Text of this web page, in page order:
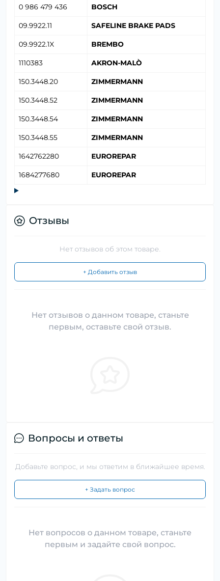
0 986 479 436 BOSCH
09.9922.11 SAFELINE BRAKE PADS
09.9922.1X BREMBO
1110383 AKRON-MALÒ
150.3448.20 ZIMMERMANN
150.3448.52 ZIMMERMANN
150.3448.54 ZIMMERMANN
150.3448.55 ZIMMERMANN
1642762280 EUROREPAR
1684277680 EUROREPAR
Отзывы
Нет отзывов об этом товаре.
+ Добавить отзыв
Нет отзывов о данном товаре, станьте
первым, оставьте свой отзыв.
Вопросы и ответы
Добавьте вопрос, и мы ответим в ближайшее время.
+ Задать вопрос
Нет вопросов о данном товаре, станьте
первым и задайте свой вопрос.